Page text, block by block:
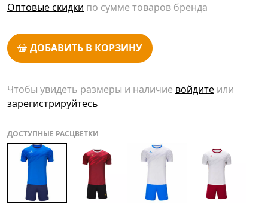
Оптовые скидки по сумме товаров бренда
ДОБАВИТЬ В КОРЗИНУ
Чтобы увидеть размеры и наличие войдите или
зарегистрируйтесь
ДОСТУПНЫЕ РАСЦВЕТКИ